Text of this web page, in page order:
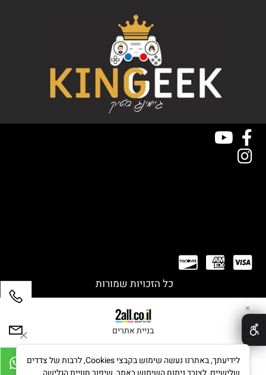
כל הזכויות שמורות
בניית אתרים
✕
לידיעתך, באתרנו נעשה שימוש בקבצי Cookies, לרבות של צדדים